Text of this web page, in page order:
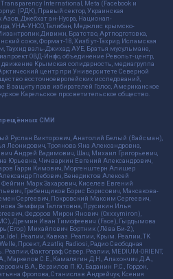
International, Meta (Facebook и
(РДК), Правый сектор, Украинская
Джебхат ан-Нусра, Национал-
УНА-УНСО, Талибан, Меджлис крымско-
Дивижн, Братство, Артподготовка,
союз, Формат-18, Хизб ут-Тахрир, Исламская
Таухид валь-Джихад, АУЕ, Братья мусульмане,
ОВД-Инфо, объединение Револьт-центр,
движение Крымская солидарность, медиагруппа
центр при Университете Северной
восточноевропейских исследований,
защиту прав избирателей Голос, Американское
Карельское просветительское общество.
СМИ
Руслан Викторович, Анатолий Белый (Вайсман),
Леонидович, Троянова Яна Александровна,
Андрей Вадимович, Шац Михаил Григорьевич,
Юрьевна, Чичваркин Евгений Александрович,
Гарри Кимович, Моргенштерн Алишер
Глебович, Венедиктов Алексей
Марк Захарович, Киселев Евгений
Гребенщиков Борис Борисович, Максакова-
Сергеевич, Покровский Максим Сергеевич,
Земфира Талгатовна, Прусикин Илья
Федоров Мирон Янович (Oxxxymiron),
Дремин Иван Тимофеевич (Face), Гырдымова
Михайлович Бортник (Лёва Би-2),
Idel. Реалии, Кавказ. Реалии, Крым. Реалии, ТК
Проект, Azatliq Radiosi, Радио Свободная
Фактограф, Север. Реалии, MEDIUM-ORIENT,
Маркелов С.Е., Камалягин Д.Н., Апахончич Д.А.,
В.А., Верзилов П.Ю., Баданин Р.С., Гордон,
Фролова, Станислав Андрейчук, Ксения